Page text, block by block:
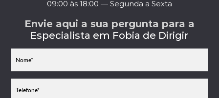
09:00 às 18:00 — Segunda a Sexta
Envie aqui a sua pergunta para a
Especialista em Fobia de Dirigir